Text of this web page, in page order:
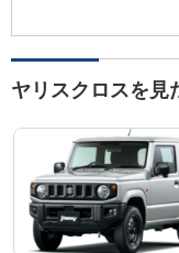
ヤリスクロスを見